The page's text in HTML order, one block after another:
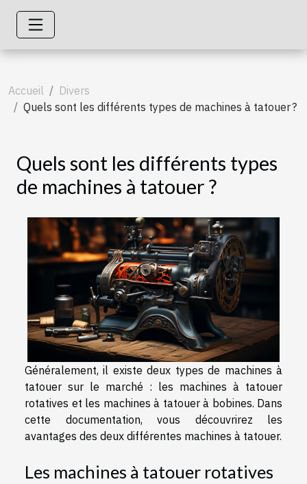
Accueil
Divers
Quels sont les différents types de machines à tatouer ?
Quels sont les différents types
de machines à tatouer ?
Généralement, il existe deux types de machines à
tatouer sur le marché : les machines à tatouer
rotatives et les machines à tatouer à bobines. Dans
cette documentation, vous découvrirez les
avantages des deux différentes machines à tatouer.
Les machines à tatouer rotatives